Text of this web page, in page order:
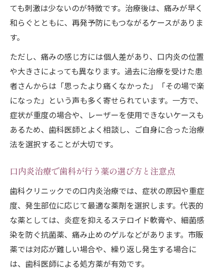
ても刺激は少ないのが特徴です。治療後は、痛みが早く
和らぐとともに、再発予防にもつながるケースがありま
す。
ただし、痛みの感じ方には個人差があり、口内炎の位置
や大きさによっても異なります。過去に治療を受けた患
者さんからは「思ったより痛くなかった」「その場で楽
になった」という声も多く寄せられています。一方で、
症状が重度の場合や、レーザーを使用できないケースも
あるため、歯科医師とよく相談し、ご自身に合った治療
法を選択することが大切です。
口内炎治療で歯科が行う薬の選び方と注意点
歯科クリニックでの口内炎治療では、症状の原因や重症
度、発生部位に応じて最適な薬剤を選択します。代表的
な薬としては、炎症を抑えるステロイド軟膏や、細菌感
染を防ぐ抗菌薬、痛み止めのゲルなどがあります。市販
薬では対応が難しい場合や、繰り返し発生する場合に
は、歯科医師による処方薬が有効です。